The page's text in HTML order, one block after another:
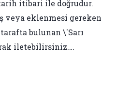
itibari ile doğrudur.
veya eklenmesi gereken
bulunan \'Sarı
iletebilirsiniz.…